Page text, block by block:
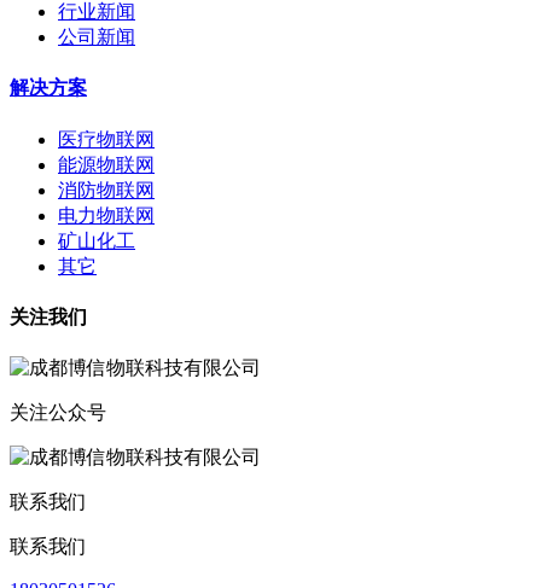
行业新闻
公司新闻
解决方案
医疗物联网
能源物联网
消防物联网
电力物联网
矿山化工
其它
关注我们
关注公众号
联系我们
联系我们